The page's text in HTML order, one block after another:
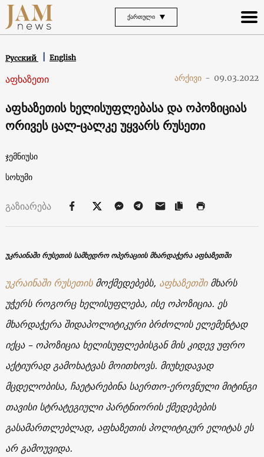
ᲥᲐᲠᲗᲣᲚᲘ
Русский English
აფხაზეთი არქივი - 09.03.2022
აფხაზეთის ხელისუფლებასა და ოპოზიციას
ორივეს ცალ-ცალკე უყვარს რუსეთი
ჯემნიუსი
სოხუმი
გაზიარება
უკრაინაში რუსეთის სამხედრო ოპერაციის მხარდაჭერა აფხაზეთში
უკრაინაშირუსეთისმოქმედებებს, აფხაზეთშიმხარს
უჭერს როგორც ხელისუფლება, ისე ოპოზიცია. ეს
მხარდაჭერა შიდაპოლიტიკური ბრძოლის ელემენტად
იქცა – ოპოზიცია ხელისუფლებისგან მის კიდევ უფრო
აქტიურად გამოხატვას მოითხოვს. მიუხედავად
მცდელობისა, ჩაეტარებინა საერთო-ეროვნული მიტინგი
თავისი სტრატეგიული პარტნიორის ქმედებების
გასამართლებლად, აფხაზეთის პოლიტიკურ ელიტას ეს
არ გამოუვიდა.